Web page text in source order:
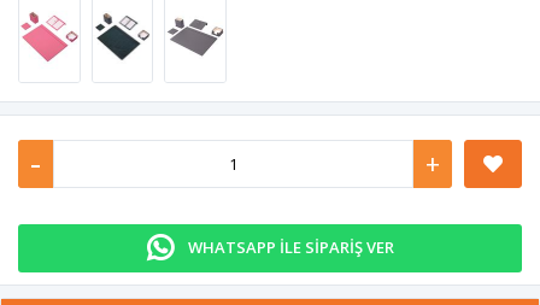
- +
WHATSAPP İLE SİPARİŞ VER